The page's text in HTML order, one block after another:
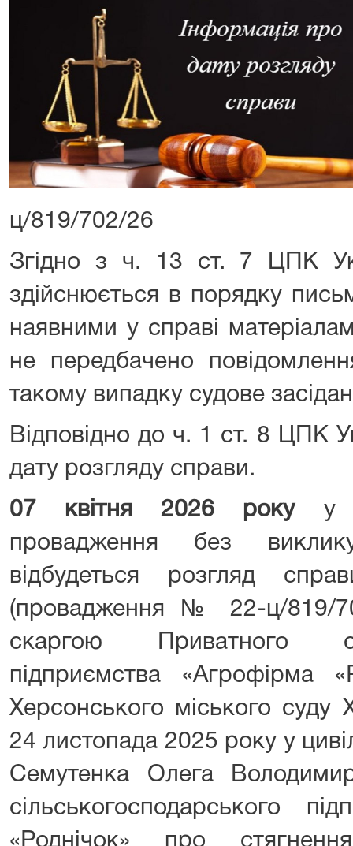
ц/819/702/26
Згідно з ч. 13 ст. 7 ЦПК
здійснюється в порядку
наявними у справі
не передбачено
такому випадку судове
Відповідно до ч. 1 ст. 8 ЦПК
дату розгляду справи.
07 квітня 2026 рокуу
провадження без
відбудеться розгляд
(провадження № 22-ц/819/
скаргою Приватного
підприємства «Агрофірма
Херсонського міського суду
24 листопада 2025 року у
Семутенка Олега
сільськогосподарського
«Роднічок» про